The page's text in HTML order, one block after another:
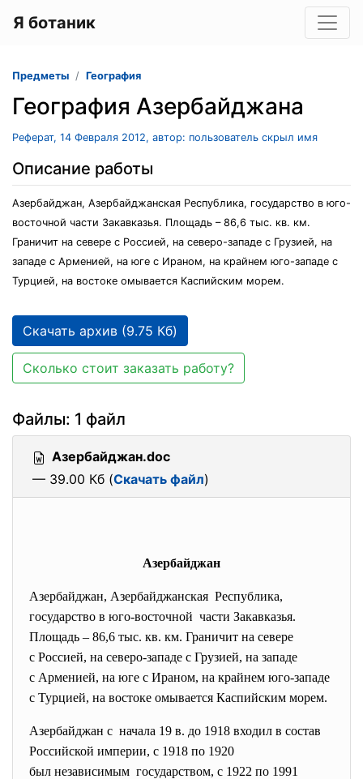
Я ботаник
Предметы География
География Азербайджана
Реферат, 14 Февраля 2012, автор: пользователь скрыл имя
Описание работы
Азербайджан, Азербайджанская Республика, государство в юго-
восточной части Закавказья. Площадь – 86,6 тыс. кв. км.
Граничит на севере с Россией, на северо-западе с Грузией, на
западе с Арменией, на юге с Ираном, на крайнем юго-западе с
Турцией, на востоке омывается Каспийским морем.
Скачать архив (9.75 Кб)
Сколько стоит заказать работу?
Файлы: 1 файл
Азербайджан.doc
— 39.00 Кб (Скачать файл)
Азербайджан
Азербайджан, Азербайджанская Республика,
государство в юго-восточной части Закавказья.
Площадь – 86,6 тыс. кв. км. Граничит на севере
с Россией, на северо-западе с Грузией, на западе
с Арменией, на юге с Ираном, на крайнем юго-западе
с Турцией, на востоке омывается Каспийским морем.
Азербайджан с начала 19 в. до 1918 входил в состав
Российской империи, с 1918 по 1920
был независимым государством, с 1922 по 1991